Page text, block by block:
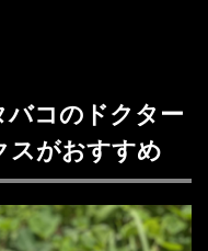
コのドクター
スがおすすめ